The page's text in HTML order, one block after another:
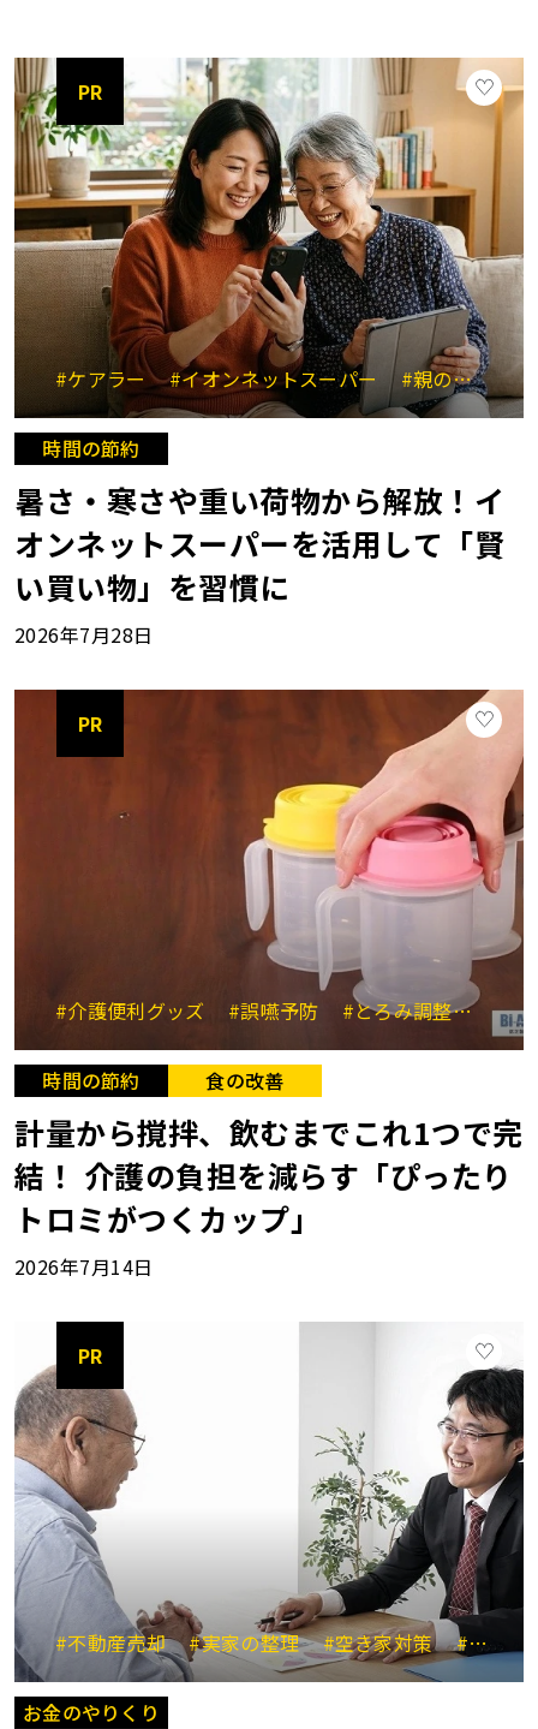
PR
#ケアラー #イオンネットスーパー #親のサポート
時間の節約
暑さ・寒さや重い荷物から解放！イ
オンネットスーパーを活用して「賢
い買い物」を習慣に
2026年7月28日
PR
#介護便利グッズ #誤嚥予防 #とろみ調整 #時短
時間の節約 食の改善
計量から撹拌、飲むまでこれ1つで完
結！ 介護の負担を減らす「ぴったり
トロミがつくカップ」
2026年7月14日
PR
#不動産売却 #実家の整理 #空き家対策 #大田区川崎市
お金のやりくり